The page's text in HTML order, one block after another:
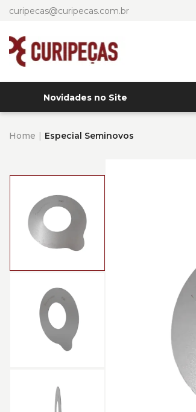
curipecas@curipecas.com.br
Novidades no Site
Home Especial Seminovos